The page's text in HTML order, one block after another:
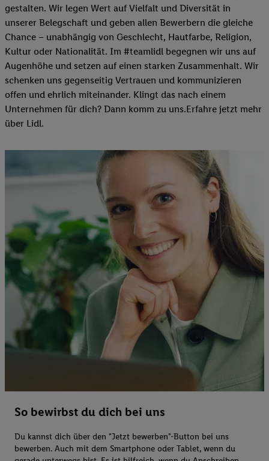
gestalten. Wir legen Wert auf Vielfalt und Diversität in
unserer Belegschaft und geben allen Bewerbern die gleiche
Chance – unabhängig von Geschlecht, Hautfarbe, Religion,
Kultur oder Nationalität. Im #teamlidl begegnen wir uns auf
Augenhöhe und setzen auf einen starken Zusammenhalt. Wir
schenken uns gegenseitig Vertrauen und kommunizieren
offen und ehrlich miteinander. Klingt das nach einem
Unternehmen für dich? Dann komm zu uns.​Erfahre jetzt mehr
über Lidl.
So bewirbst du dich bei uns
Du kannst dich über den "Jetzt bewerben"-Button bei uns
bewerben. Auch mit dem Smartphone oder Tablet, wenn du